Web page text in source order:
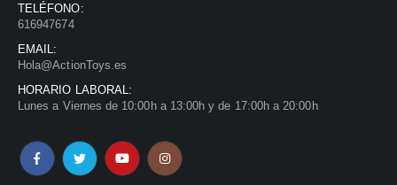
TELÉFONO:
616947674
EMAIL:
Hola@ActionToys.es
HORARIO LABORAL:
Lunes a Viernes de 10:00h a 13:00h y de 17:00h a 20:00h